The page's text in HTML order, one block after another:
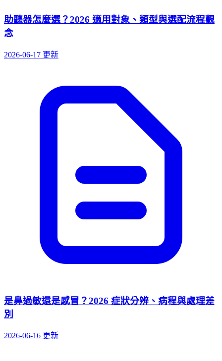
助聽器怎麼選？2026 適用對象、類型與選配流程觀
念
2026-06-17 更新
是鼻過敏還是感冒？2026 症狀分辨、病程與處理差
別
2026-06-16 更新